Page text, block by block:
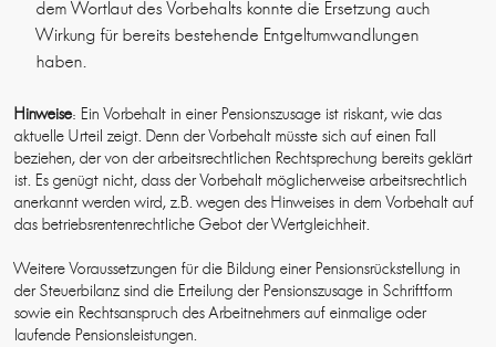
dem Wortlaut des Vorbehalts konnte die Ersetzung auch
Wirkung für bereits bestehende Entgeltumwandlungen
haben.
Hinweise: Ein Vorbehalt in einer Pensionszusage ist riskant, wie das
aktuelle Urteil zeigt. Denn der Vorbehalt müsste sich auf einen Fall
beziehen, der von der arbeitsrechtlichen Rechtsprechung bereits geklärt
ist. Es genügt nicht, dass der Vorbehalt möglicherweise arbeitsrechtlich
anerkannt werden wird, z.B. wegen des Hinweises in dem Vorbehalt auf
das betriebsrentenrechtliche Gebot der Wertgleichheit.
Weitere Voraussetzungen für die Bildung einer Pensionsrückstellung in
der Steuerbilanz sind die Erteilung der Pensionszusage in Schriftform
sowie ein Rechtsanspruch des Arbeitnehmers auf einmalige oder
laufende Pensionsleistungen.